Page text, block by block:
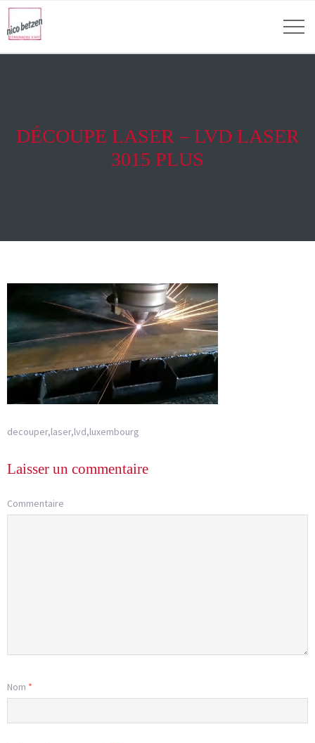
DÉCOUPE LASER – LVD LASER
3015 PLUS
decouper,laser,lvd,luxembourg
Laisser un commentaire
Commentaire
Nom *